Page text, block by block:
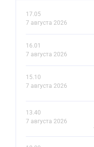
17.05
7 августа 2026
16.01
7 августа 2026
15.10
7 августа 2026
13.40
7 августа 2026